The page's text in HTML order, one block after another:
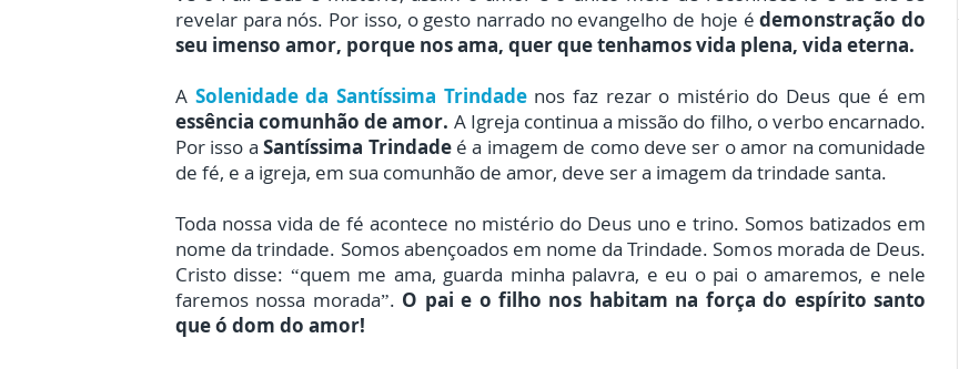
revelar para nós. Por isso, o gesto narrado no evangelho de hoje édemonstração do
seu imenso amor, porque nos ama, quer que tenhamos vida plena, vida eterna.
A Solenidade da Santíssima Trindadenos faz rezar o mistério do Deus que é em
essência comunhão de amor. A Igreja continua a missão do filho, o verbo encarnado.
Por isso a Santíssima Trindade é a imagem de como deve ser o amor na comunidade
de fé, e a igreja, em sua comunhão de amor, deve ser a imagem da trindade santa.
Toda nossa vida de fé acontece no mistério do Deus uno e trino. Somos batizados em
nome da trindade. Somos abençoados em nome da Trindade. Somos morada de Deus.
Cristo disse: “quem me ama, guarda minha palavra, e eu o pai o amaremos, e nele
faremos nossa morada”. O pai e o filho nos habitam na força do espírito santo
que ó dom do amor!